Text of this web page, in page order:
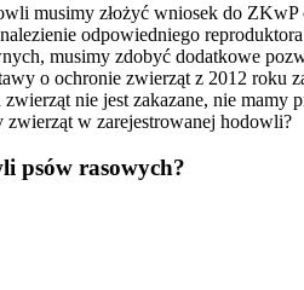
musimy złożyć wniosek do
odpowiedniego
musimy zdobyć dodatkowe
o ochronie zwierząt z 2012 roku
nie jest zakazane, nie mamy
zwierząt w zarejestrowanej hodowli?
psów rasowych?